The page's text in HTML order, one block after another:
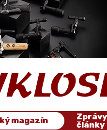
magazín
články